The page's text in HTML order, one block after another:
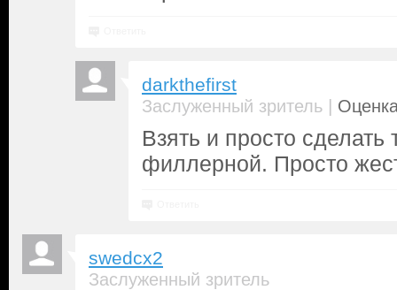
darkthefirst
Заслуженный зритель |
Взять и просто
филлерной. Просто
swedcx2
Заслуженный зритель